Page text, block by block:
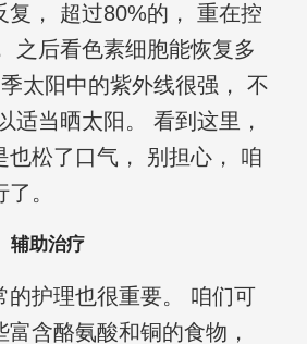
复， 超过80%的， 重在控
之后看色素细胞能恢复多
太阳中的紫外线很强， 不
适当晒太阳。 看到这里，
也松了口气， 别担心， 咱
。
辅助治疗
的护理也很重要。 咱们可
富含酪氨酸和铜的食物，